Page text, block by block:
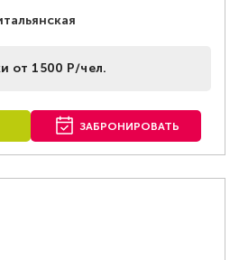
от 1500 Р/чел.
ЗАБРОНИРОВАТЬ